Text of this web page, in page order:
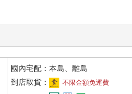
時面帶微笑，所以我便放心地將視線
今天在這間咖啡店裡發生的事情。
國內宅配：本島、離島
到店取貨：
不限金額免運費